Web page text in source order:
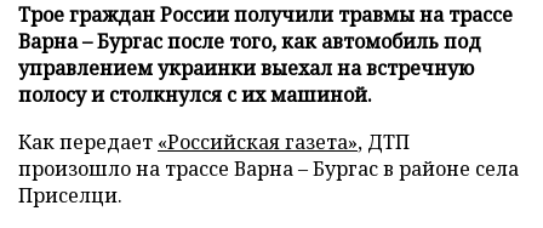
Трое граждан России получили травмы на трассе
Варна – Бургас после того, как автомобиль под
управлением украинки выехал на встречную
полосу и столкнулся с их машиной.
Как передает «Российская газета», ДТП
произошло на трассе Варна – Бургас в районе села
Приселци.